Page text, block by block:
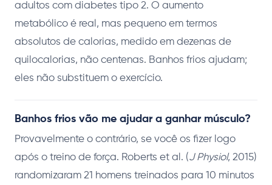
adultos com diabetes tipo 2. O aumento
metabólico é real, mas pequeno em termos
absolutos de calorias, medido em dezenas de
quilocalorias, não centenas. Banhos frios ajudam;
eles não substituem o exercício.
Banhos frios vão me ajudar a ganhar músculo?
Provavelmente o contrário, se você os fizer logo
após o treino de força. Roberts et al. (J Physiol, 2015)
randomizaram 21 homens treinados para 10 minutos